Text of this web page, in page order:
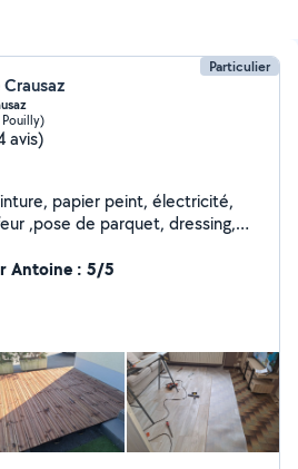
Particulier
avis)
papier peint, électricité,
,pose de parquet, dressing,
Antoine : 5/5